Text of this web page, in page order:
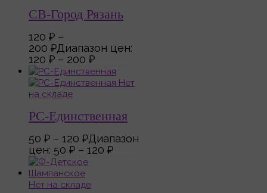
СВ-Город Рязань
120 ₽ –
200 ₽Диапазон цен:
120 ₽ – 200 ₽
Нет
на складе
РС-Единственная
50 ₽ – 120 ₽Диапазон
цен: 50 ₽ – 120 ₽
Нет на складе